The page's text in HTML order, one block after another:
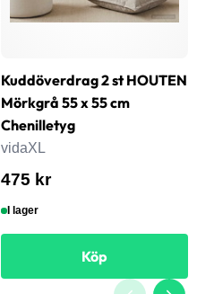
Kuddöverdrag 2 st HOUTEN
Mörkgrå 55 x 55 cm
Chenilletyg
vidaXL
475 kr
I lager
Köp